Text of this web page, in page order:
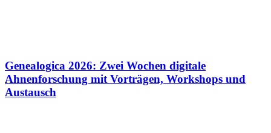
Genealogica 2026: Zwei Wochen digitale
Ahnenforschung mit Vorträgen, Workshops und
Austausch